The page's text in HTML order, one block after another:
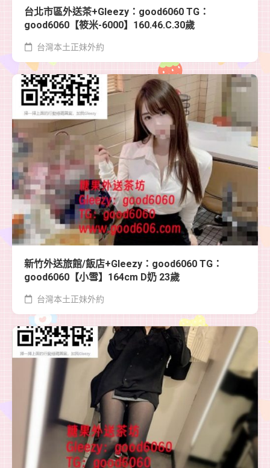
台北市區外送茶+Gleezy：good6060 TG：
good6060【筱米-6000】160.46.C.30歲
台灣本土正妹外約
新竹外送旅館/飯店+Gleezy：good6060 TG：
good6060【小雪】164cm D奶 23歲
台灣本土正妹外約